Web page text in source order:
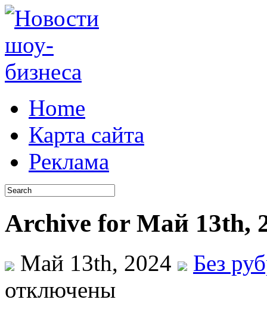
Home
Карта сайта
Реклама
Archive for Май 13th,
Май 13th, 2024
Без
отключены